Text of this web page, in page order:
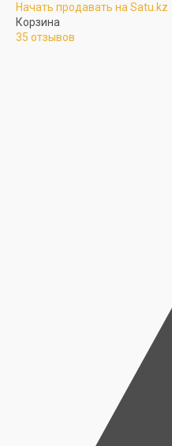
Начать продавать на Satu.kz
Корзина
35 отзывов